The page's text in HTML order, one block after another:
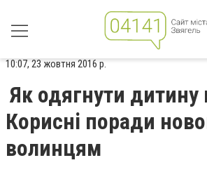
10:07, 23 жовтня 2016 р.
Як одягнути дитину
Корисні поради
волинцям